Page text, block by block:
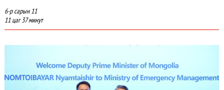
6-р сарын 11
11 цаг 37 минут